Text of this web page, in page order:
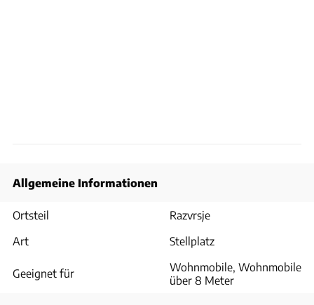
Allgemeine Informationen
Ortsteil
Razvrsje
Art
Stellplatz
Geeignet für
Wohnmobile, Wohnmobile
über 8 Meter